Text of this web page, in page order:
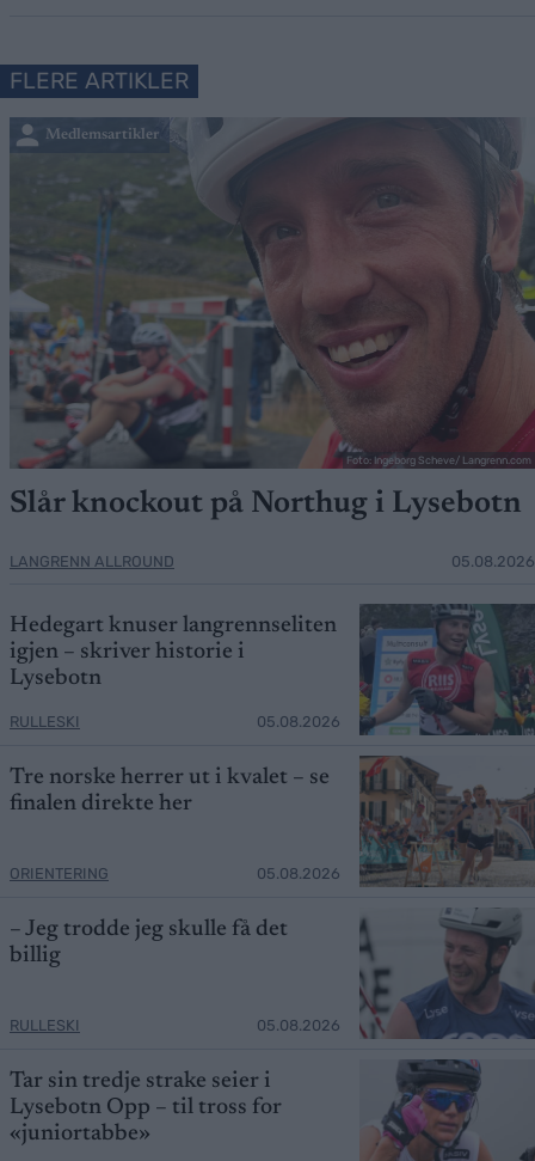
FLERE ARTIKLER
Medlemsartikler
Foto: Ingeborg Scheve/ Langrenn.com
Slår knockout på Northug i Lysebotn
LANGRENN ALLROUND 05.08.2026
Hedegart knuser langrennseliten
igjen – skriver historie i
Lysebotn
RULLESKI 05.08.2026
Tre norske herrer ut i kvalet – se
finalen direkte her
ORIENTERING 05.08.2026
– Jeg trodde jeg skulle få det
billig
RULLESKI 05.08.2026
Tar sin tredje strake seier i
Lysebotn Opp – til tross for
«juniortabbe»